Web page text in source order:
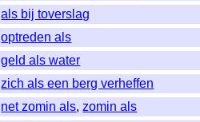
als bij toverslag
optreden als
geld als water
zich als een berg verheffen
net zomin als,zomin als